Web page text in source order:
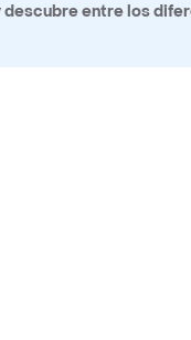
entre los